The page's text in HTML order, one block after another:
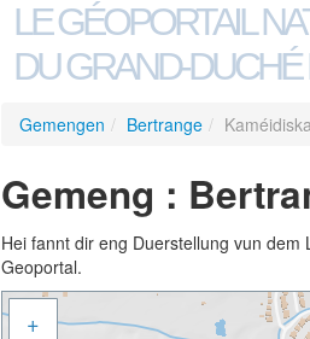
LE GÉOPORTAIL
DU GRAND-
Gemengen / Bertrange /
Gemeng :
Hei fannt dir eng Duerstellung vun
Geoportal.
+